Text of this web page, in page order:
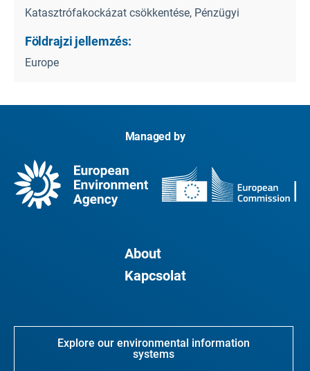
Katasztrófakockázat csökkentése, Pénzügyi
Földrajzi jellemzés:
Europe
Managed by
About
Kapcsolat
Explore our environmental information
systems